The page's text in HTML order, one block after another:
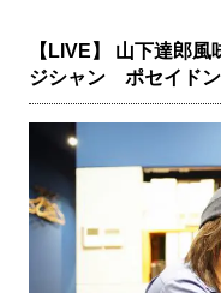
【LIVE】 山下達郎
ジシャン ポセイドン